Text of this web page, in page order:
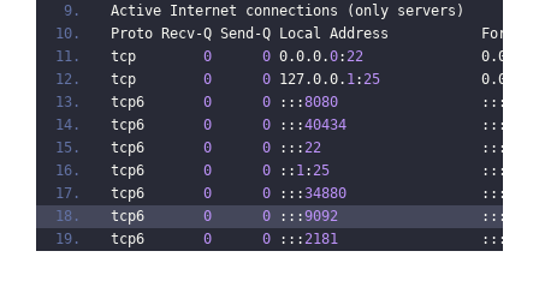
Active Internet connections (only servers)
Proto Recv-Q Send-Q Local Address
tcp 0 0 0.0.0.0: 22
              0.0.0.
tcp 0 0 127.0.0. 1 : 25
            0.0.0.
tcp6 0 0 :::8080
tcp6 0 0 :::40434
tcp6 0 0 ::: 22
tcp6 0 0 :: 1 : 25
tcp6 0 0 :::34880
tcp6 0 0 :::9092
tcp6 0 0 ::: 2181